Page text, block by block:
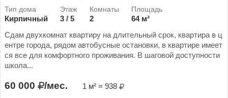
Кирпичный 3 / 5 2
64 м²
Сдам двухкомнат квартиру на длительный срок, квартира в ц
ентре города, рядом автобусные остановки, в квартире имеет
ся все для комфортного проживания. В шаговой доступности
школа...
60 000 /мес. 1 м² = 938